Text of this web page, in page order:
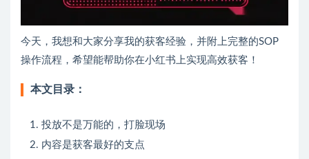
今天，我想和大家分享我的获客经验，并附上完整的SOP
操作流程，希望能帮助你在小红书上实现高效获客！
本文目录：
投放不是万能的，打脸现场
内容是获客最好的支点